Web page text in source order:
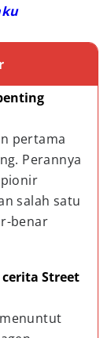
pertama
Perannya
salah satu
benar
Street